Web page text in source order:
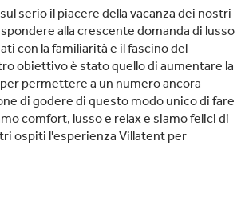
serio il piacere della vacanza dei nostri
alla crescente domanda di lusso
con la familiarità e il fascino del
obiettivo è stato quello di aumentare la
permettere a un numero ancora
di godere di questo modo unico di fare
comfort, lusso e relax e siamo felici di
ospiti l'esperienza Villatent per